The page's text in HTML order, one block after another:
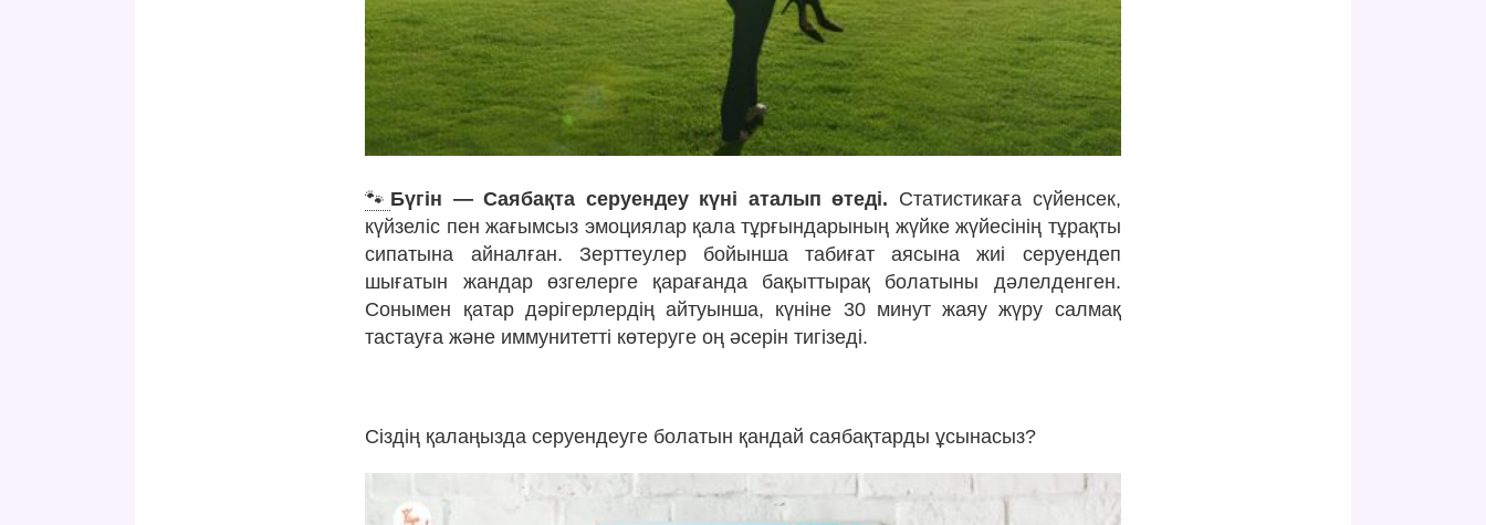
🐾 Бүгін — Саябақта серуендеу күні аталып өтеді. Статистикаға сүйенсек,
күйзеліс пен жағымсыз эмоциялар қала тұрғындарының жүйке жүйесінің тұрақты
сипатына айналған. Зерттеулер бойынша табиғат аясына жиі серуендеп
шығатын жандар өзгелерге қарағанда бақыттырақ болатыны дәлелденген.
Сонымен қатар дәрігерлердің айтуынша, күніне 30 минут жаяу жүру салмақ
тастауға және иммунитетті көтеруге оң әсерін тигізеді.
Сіздің қалаңызда серуендеуге болатын қандай саябақтарды ұсынасыз?